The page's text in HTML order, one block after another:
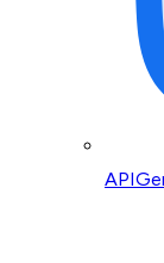
API